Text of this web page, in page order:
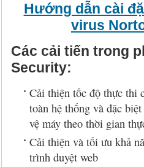
Hướng dẫn cài
virus
Các cải tiến trong
Security:
Cải thiện tốc độ thực thi
toàn hệ thống và đặc
vệ máy theo thời gian
Cải thiện và tối ưu khả
trình duyệt web